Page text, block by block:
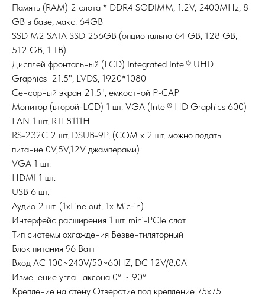
Память (RAM) 2 слота * DDR4 SODIMM, 1.2V, 2400MHz, 8
GB в базе, макс. 64GB
SSD M2 SATA SSD 256GB (опционально 64 GB, 128 GB,
512 GB, 1 TB)
Дисплей фронтальный (LCD) Integrated Intel® UHD
Graphics 21.5", LVDS, 1920*1080
Сенсорный экран 21.5", емкостной P-CAP
Монитор (второй-LCD) 1 шт. VGA (Intel® HD Graphics 600)
LAN 1 шт. RTL8111H
RS-232C 2 шт. DSUB-9P, (COM x 2 шт. можно подать
питание 0V,5V,12V джамперами)
VGA 1 шт.
HDMI 1 шт.
USB 6 шт.
Аудио 2 шт. (1xLine out, 1x Mic-in)
Интерфейс расширения 1 шт. mini-PCIe слот
Тип системы охлаждения Безвентиляторный
Блок питания 96 Ватт
Вход AC 100~240V/50~60HZ, DC 12V/8.0A
Изменение угла наклона 0º ~ 90º
Крепление на стену Отверстие под крепление 75x75